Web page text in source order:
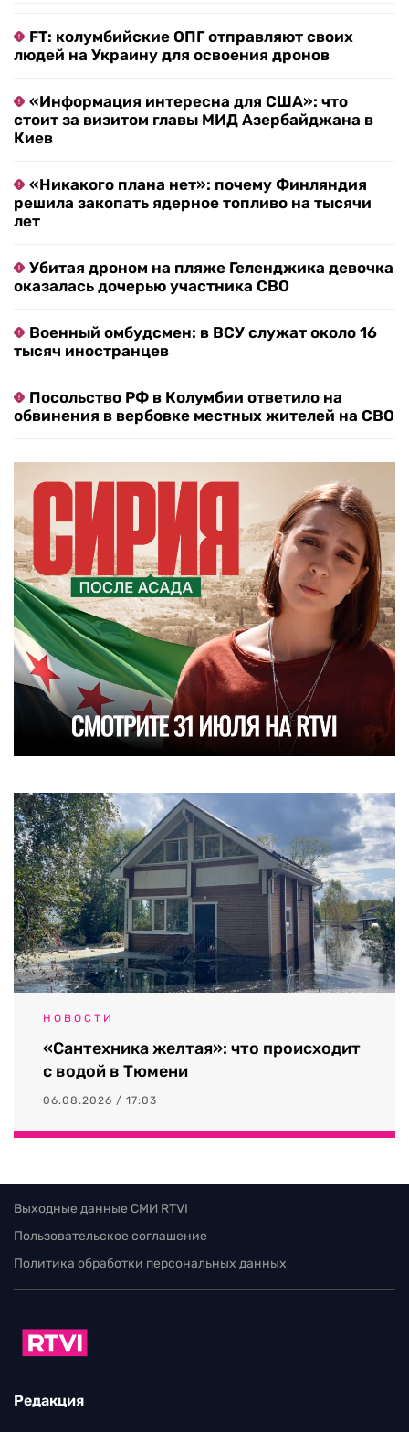
FT: колумбийские ОПГ отправляют своих
людей на Украину для освоения дронов
«Информация интересна для США»: что
стоит за визитом главы МИД Азербайджана в
Киев
«Никакого плана нет»: почему Финляндия
решила закопать ядерное топливо на тысячи
лет
Убитая дроном на пляже Геленджика девочка
оказалась дочерью участника СВО
Военный омбудсмен: в ВСУ служат около 16
тысяч иностранцев
Посольство РФ в Колумбии ответило на
обвинения в вербовке местных жителей на СВО
НОВОСТИ
«Сантехника желтая»: что происходит
с водой в Тюмени
06.08.2026 / 17:03
Выходные данные СМИ RTVI
Пользовательское соглашение
Политика обработки персональных данных
Редакция